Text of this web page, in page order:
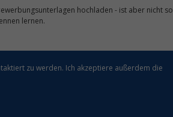
hochladen - ist aber nicht so
lernen.
zu werden. Ich akzeptiere außerdem die